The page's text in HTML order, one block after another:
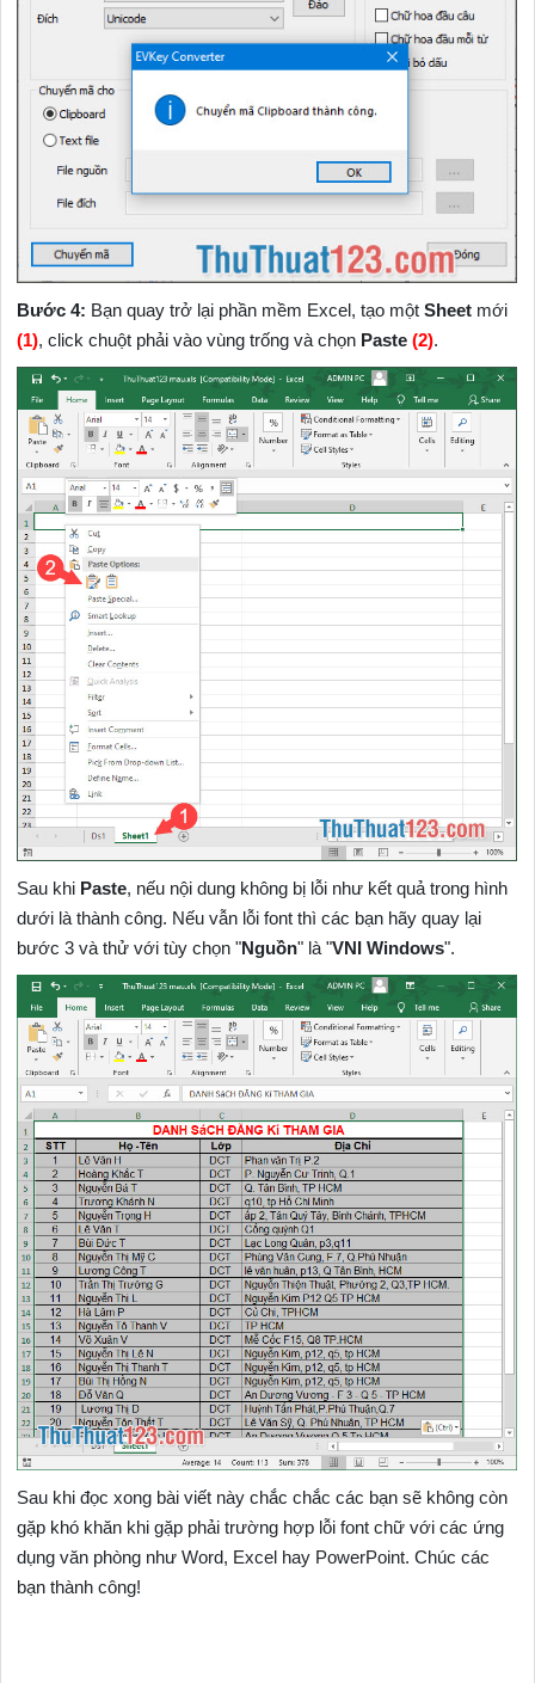
Bước 4: Bạn quay trở lại phần mềm Excel, tạo mộtSheet mới
(1), click chuột phải vào vùng trống và chọn Paste(2).
Sau khi Paste, nếu nội dung không bị lỗi như kết quả trong hình
dưới là thành công. Nếu vẫn lỗi font thì các bạn hãy quay lại
bước 3 và thử với tùy chọn "Nguồn" là "VNI Windows".
Sau khi đọc xong bài viết này chắc chắc các bạn sẽ không còn
gặp khó khăn khi gặp phải trường hợp lỗi font chữ với các ứng
dụng văn phòng như Word, Excel hay PowerPoint. Chúc các
bạn thành công!